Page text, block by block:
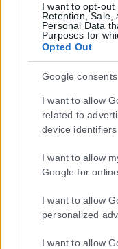
I want to opt-out
Retention, Sale,
Personal Data
Purposes for
Opted Out
Google consents
I want to allow
related to
device identifiers
I want to allow
Google for
I want to allow
personalized
I want to allow